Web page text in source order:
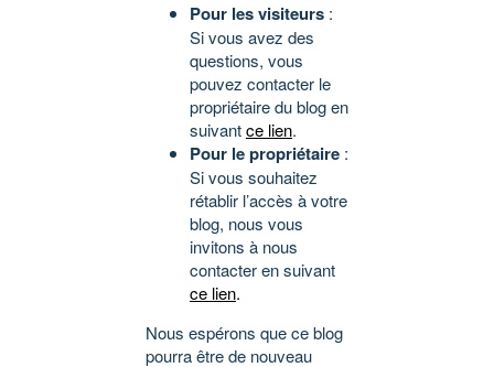
Pour les visiteurs :
Si vous avez des
questions, vous
pouvez contacter le
propriétaire du blog en
suivantce lien.
Pour le propriétaire :
Si vous souhaitez
rétablir l’accès à votre
blog, nous vous
invitons à nous
contacter en suivant
ce lien.
Nous espérons que ce blog
pourra être de nouveau